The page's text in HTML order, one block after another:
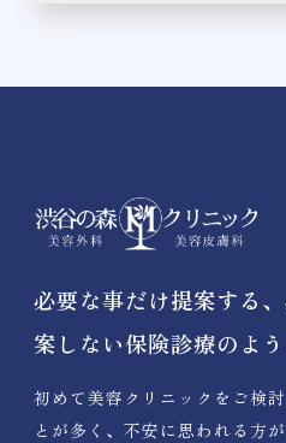
必要な事だけ提案する
案しない保険診療のよ
初めて美容クリニックをご検
とが多く、不安に思われる方